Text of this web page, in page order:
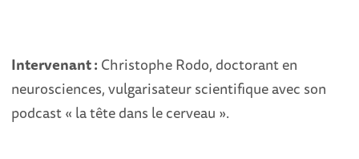
Intervenant : Christophe Rodo, doctorant en
neurosciences, vulgarisateur scientifique avec son
podcast « la tête dans le cerveau ».